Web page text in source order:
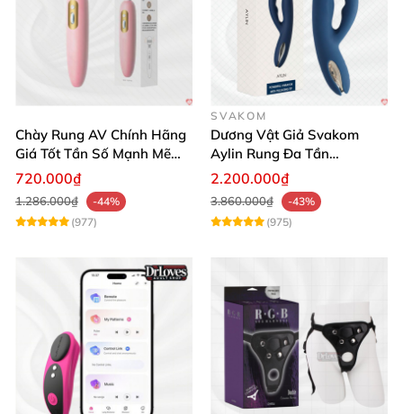
Chày Rung AV Chính Hãng
Giá Tốt Tần Số Mạnh Mẽ
Siêu Bền
720.000₫
1.286.000₫
-44%
(977)
SVAKOM
Dương Vật Giả Svakom
Aylin Rung Đa Tần
Massage Sung Sướng
2.200.000₫
3.860.000₫
-43%
(975)